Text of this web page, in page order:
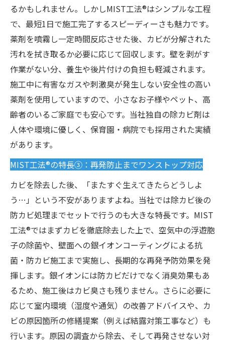
るかもしれません。しかしMIST工法®はシンプルな工程
で、最短1日で施工完了するスピーディーさも魅力です。
薬剤を噴霧し一定時間反応させた後、カビが分解された
汚れを拭き取るか必要に応じて回収します。壁を剥がす
作業がない分、養生や後片付けの負担も軽減されます。
施工中に有害なガスや刺激臭が発生しない安全性の高い
薬剤を使用していますので、小さなお子様やペット、高
齢者のいるご家庭でも安心です。当社独自の除カビ剤は
人体や環境に優しく、保育園・病院でも採用された実績
があります。
MIST工法®の特長③：再発防止までワンストップ対応
カビを除去した後、「またすぐ生えてきたらどうしよ
う…」という不安がありますよね。当社では除カビ後の
防カビ処理までセットで行うのも大きな特長です。MIST
工法®ではまずカビを徹底除去した上で、空気中の浮遊胞
子の除菌や、壁面への銀イオンコーティングによる抗
菌・防カビ施工まで実施し、長期的な再発予防効果を発
揮します。銀イオンには防カビだけでなく消臭効果もあ
るため、施工後はカビ臭さも残りません。さらに必要に
応じて室内環境（湿度や通気）の改善アドバイスや、カ
ビの原因箇所の修繕提案（例えば結露対策工事など）も
行います。原因の調査から除去、そして再発させない対